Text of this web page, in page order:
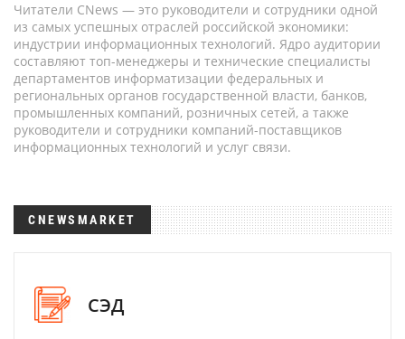
Читатели CNews — это руководители и сотрудники одной
из самых успешных отраслей российской экономики:
индустрии информационных технологий. Ядро аудитории
составляют топ-менеджеры и технические специалисты
департаментов информатизации федеральных и
региональных органов государственной власти, банков,
промышленных компаний, розничных сетей, а также
руководители и сотрудники компаний-поставщиков
информационных технологий и услуг связи.
CNEWSMARKET
СЭД